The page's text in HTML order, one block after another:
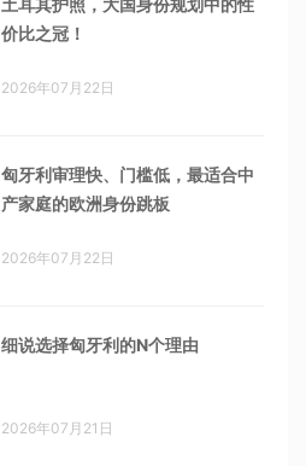
土耳其护照，大国身份规划中的性
价比之冠！
2026年07月22日
匈牙利审理快、门槛低，最适合中
产家庭的欧洲身份跳板
2026年07月22日
细说选择匈牙利的N个理由
2026年07月21日